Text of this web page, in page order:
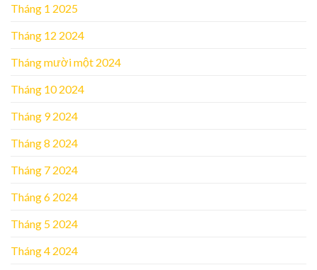
Tháng 1 2025
Tháng 12 2024
Tháng mười một 2024
Tháng 10 2024
Tháng 9 2024
Tháng 8 2024
Tháng 7 2024
Tháng 6 2024
Tháng 5 2024
Tháng 4 2024